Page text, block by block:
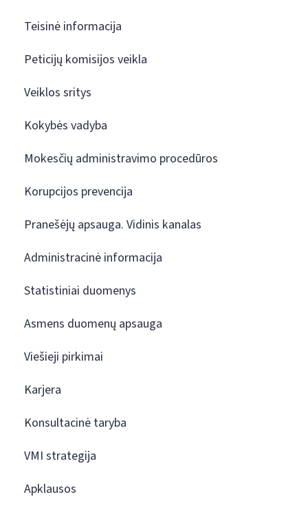
Teisinė informacija
Peticijų komisijos veikla
Veiklos sritys
Kokybės vadyba
Mokesčių administravimo procedūros
Korupcijos prevencija
Pranešėjų apsauga. Vidinis kanalas
Administracinė informacija
Statistiniai duomenys
Asmens duomenų apsauga
Viešieji pirkimai
Karjera
Konsultacinė taryba
VMI strategija
Apklausos